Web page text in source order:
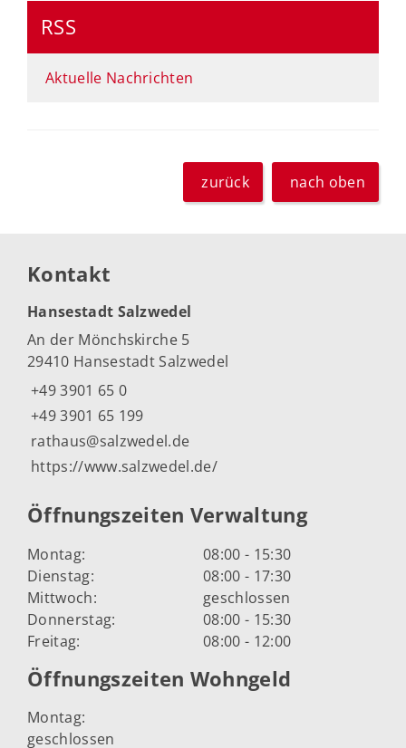
RSS
Aktuelle Nachrichten
zurück nach oben
Kontakt
Hansestadt Salzwedel
An der Mönchskirche 5
29410 Hansestadt Salzwedel
+49 3901 65 0
+49 3901 65 199
rathaus@salzwedel.de
https://www.salzwedel.de/
Öffnungszeiten Verwaltung
Montag:
08:00 - 15:30
Dienstag:
08:00 - 17:30
Mittwoch:
geschlossen
Donnerstag:
08:00 - 15:30
Freitag:
08:00 - 12:00
Öffnungszeiten Wohngeld
Montag:
geschlossen